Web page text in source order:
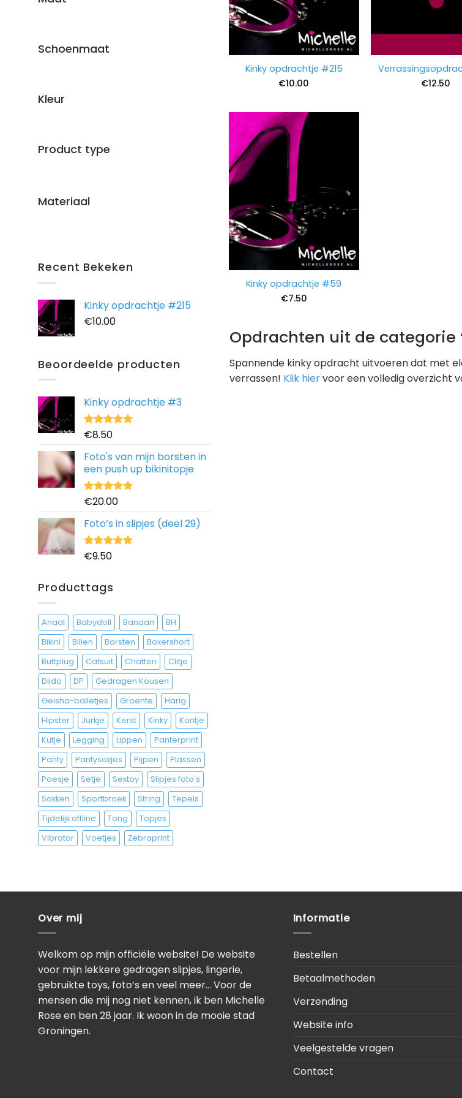
Schoenmaat
Kleur
Product type
Materiaal
Recent Bekeken
Kinky opdrachtje #215
€10.00
Beoordeelde producten
Kinky opdrachtje #3
Waardering
€8.50
Foto's van mijn borsten in
een push up bikinitopje
Waardering
€20.00
Foto’s in slipjes (deel 29)
Waardering
€9.50
Producttags
Anaal Babydoll Banaan
BH
Bikini
Billen Borsten
Boxershort
Buttplug
Catsuit Chatten
Clitje
Dildo
DP
Gedragen Kousen
Geisha-balletjes
Groente
Harig
Hipster
Jurkje Kerst Kinky
Kontje
Kutje
Legging Lippen
Panterprint
Panty
Pantysokjes Pijpen
Plassen
Poesje
Setje Sextoy
Slipjes foto's
Sokken
Sportbroek String
Tepels
Tijdelijk offline
Tong
Topjes
Vibrator
Voetjes Zebraprint
Kinky opdrachtje #215
€10.00
€12.50
Kinky opdrachtje #59
€7.50
Opdrachten uit de categorie
Spannende kinky opdracht uitvoeren dat met
verrassen! Klik hiervoor een volledig overzicht
Over mij
Welkom op mijn officiële website! De website
voor mijn lekkere gedragen slipjes, lingerie,
gebruikte toys, foto’s en veel meer… Voor de
mensen die mij nog niet kennen, ik ben Michelle
Rose en ben 28 jaar. Ik woon in de mooie stad
Groningen.
Informatie
Bestellen
Betaalmethoden
Verzending
Website info
Veelgestelde vragen
Contact